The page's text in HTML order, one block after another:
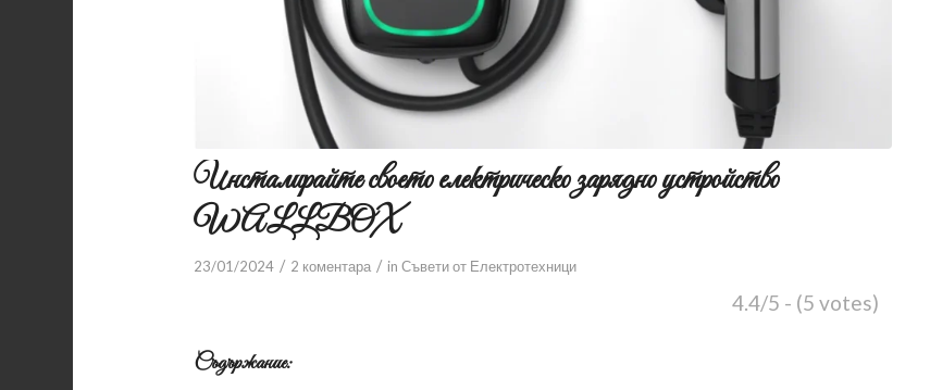
Инсталирайте своето електрическо зарядно устройство
WALLBOX
23/01/2024 / 2 коментара / in Съвети от Електротехници
4.4/5 - (5 votes)
Съдържание: